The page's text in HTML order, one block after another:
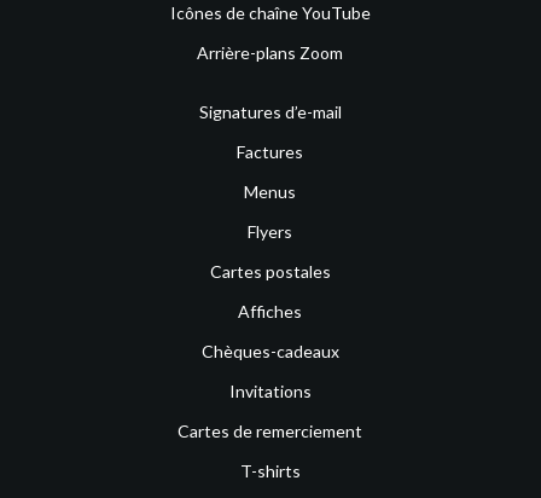
Icônes de chaîne YouTube
Arrière-plans Zoom
Signatures d’e-mail
Factures
Menus
Flyers
Cartes postales
Affiches
Chèques-cadeaux
Invitations
Cartes de remerciement
T-shirts